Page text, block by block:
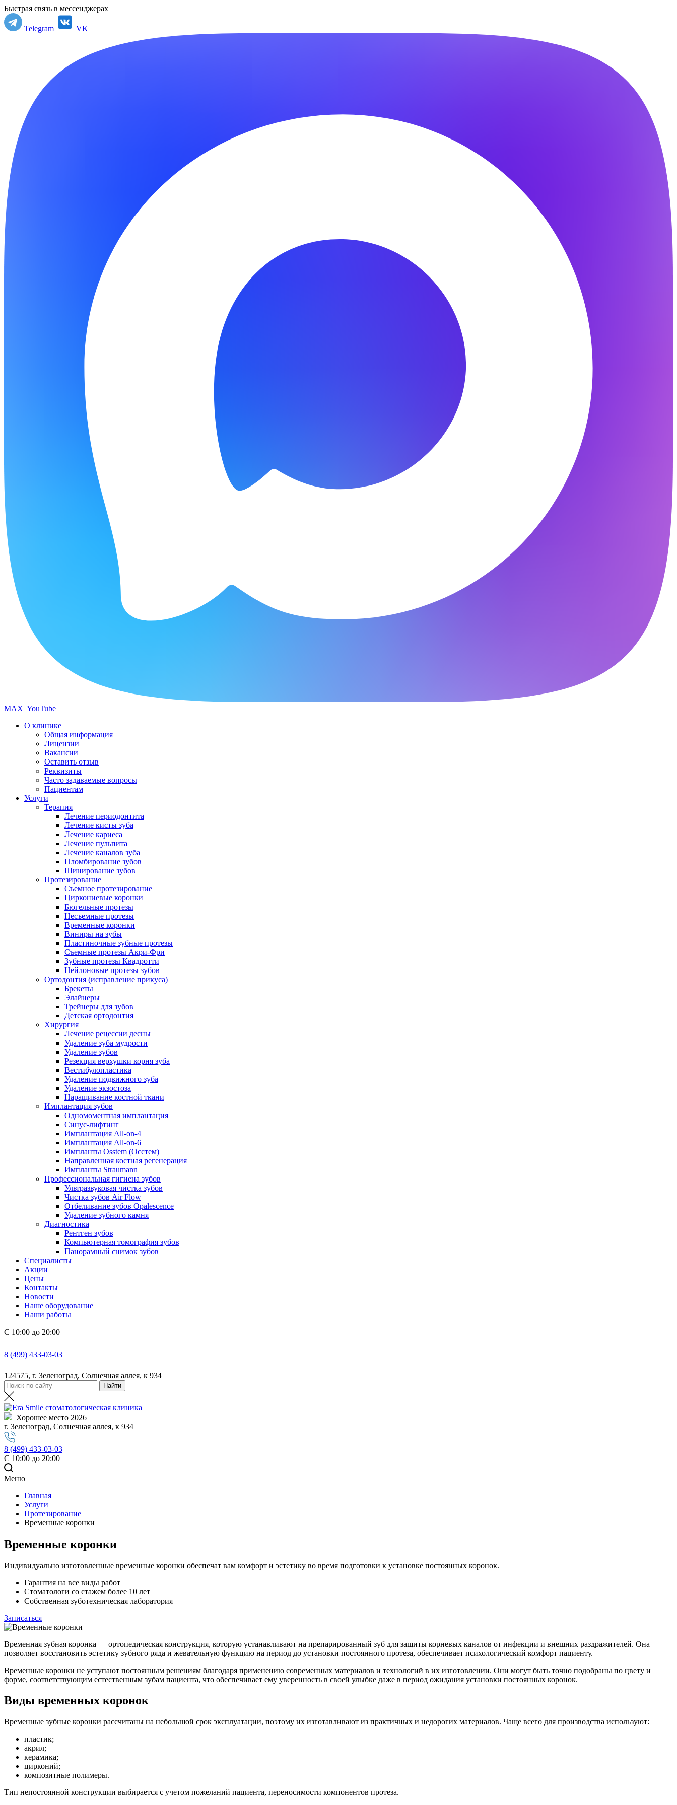
Быстрая связь в мессенджерах
Telegram VK
MAX YouTube
О клинике
Общая информация
Лицензии
Вакансии
Оставить отзыв
Реквизиты
Часто задаваемые вопросы
Пациентам
Услуги
Терапия
Лечение периодонтита
Лечение кисты зуба
Лечение кариеса
Лечение пульпита
Лечение каналов зуба
Пломбирование зубов
Шинирование зубов
Протезирование
Съемное протезирование
Циркониевые коронки
Бюгельные протезы
Несъемные протезы
Временные коронки
Виниры на зубы
Пластиночные зубные протезы
Съемные протезы Акри-Фри
Зубные протезы Квадротти
Нейлоновые протезы зубов
Ортодонтия (исправление прикуса)
Брекеты
Элайнеры
Трейнеры для зубов
Детская ортодонтия
Хирургия
Лечение рецессии десны
Удаление зуба мудрости
Удаление зубов
Резекция верхушки корня зуба
Вестибулопластика
Удаление подвижного зуба
Удаление экзостоза
Наращивание костной ткани
Имплантация зубов
Одномоментная имплантация
Синус-лифтинг
Имплантация All-on-4
Имплантация All-on-6
Импланты Osstem (Осстем)
Направленная костная регенерация
Импланты Straumann
Профессиональная гигиена зубов
Ультразвуковая чистка зубов
Чистка зубов Air Flow
Отбеливание зубов Opalescence
Удаление зубного камня
Диагностика
Рентген зубов
Компьютерная томография зубов
Панорамный снимок зубов
Специалисты
Акции
Цены
Контакты
Новости
Наше оборудование
Наши работы
С 10:00 до 20:00
8 (499) 433-03-03
124575, г. Зеленоград, Солнечная аллея, к 934
Хорошее место 2026
г. Зеленоград, Солнечная аллея, к 934
8 (499) 433-03-03
С 10:00 до 20:00
Меню
Главная
Услуги
Протезирование
Временные коронки
Временные коронки
Индивидуально изготовленные временные коронки обеспечат вам комфорт и эстетику во время подготовки к установке постоянных коронок.
Гарантия на все виды работ
Стоматологи со стажем более 10 лет
Собственная зуботехническая лаборатория
Записаться
Временная зубная коронка — ортопедическая конструкция, которую устанавливают на препарированный зуб для защиты корневых каналов от инфекции и внешних раздражителей. Она
позволяет восстановить эстетику зубного ряда и жевательную функцию на период до установки постоянного протеза, обеспечивает психологический комфорт пациенту.
Временные коронки не уступают постоянным решениям благодаря применению современных материалов и технологий в их изготовлении. Они могут быть точно подобраны по цвету и
форме, соответствующим естественным зубам пациента, что обеспечивает ему уверенность в своей улыбке даже в период ожидания установки постоянных коронок.
Виды временных коронок
Временные зубные коронки рассчитаны на небольшой срок эксплуатации, поэтому их изготавливают из практичных и недорогих материалов. Чаще всего для производства используют:
пластик;
акрил;
керамика;
цирконий;
композитные полимеры.
Тип непостоянной конструкции выбирается с учетом пожеланий пациента, переносимости компонентов протеза.